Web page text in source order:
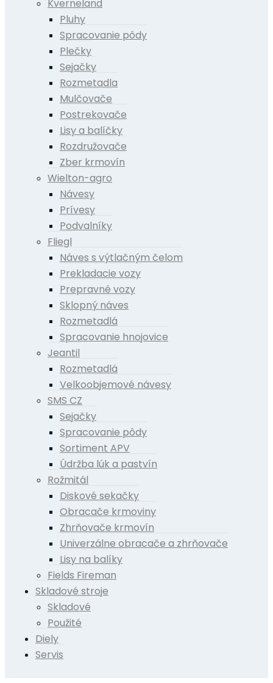
Kverneland
Pluhy
Spracovanie pôdy
Plečky
Sejačky
Rozmetadla
Mulčovače
Postrekovače
Lisy a balíčky
Rozdružovače
Zber krmovín
Wielton-agro
Návesy
Prívesy
Podvalníky
Fliegl
Náves s výtlačným čelom
Prekladacie vozy
Prepravné vozy
Sklopný náves
Rozmetadlá
Spracovanie hnojovice
Jeantil
Rozmetadlá
Velkoobjemové návesy
SMS CZ
Sejačky
Spracovanie pôdy
Sortiment APV
Údržba lúk a pastvín
Rožmitál
Diskové sekačky
Obracače krmoviny
Zhrňovače krmovín
Univerzálne obracače a zhrňovače
Lisy na balíky
Fields Fireman
Skladové stroje
Skladové
Použité
Diely
Servis